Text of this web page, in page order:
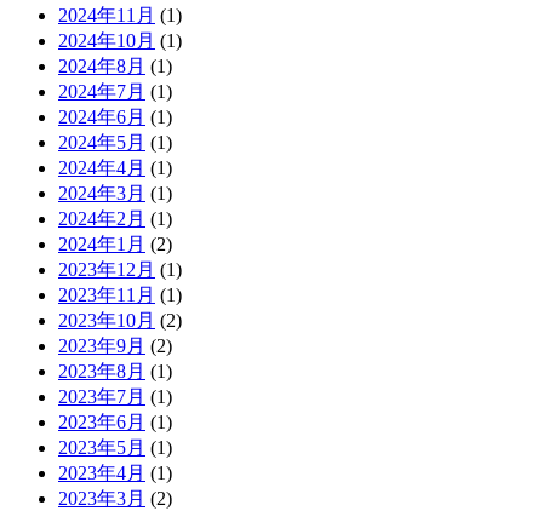
2024年11月 (1)
2024年10月 (1)
2024年8月 (1)
2024年7月 (1)
2024年6月 (1)
2024年5月 (1)
2024年4月 (1)
2024年3月 (1)
2024年2月 (1)
2024年1月 (2)
2023年12月 (1)
2023年11月 (1)
2023年10月 (2)
2023年9月 (2)
2023年8月 (1)
2023年7月 (1)
2023年6月 (1)
2023年5月 (1)
2023年4月 (1)
2023年3月 (2)